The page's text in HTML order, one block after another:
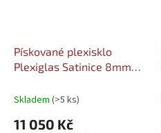
Pískované plexisklo
Plexiglas Satinice 8mm
Šířka: 1520, Délka: 2030
Skladem (>5 ks)
11 050 Kč